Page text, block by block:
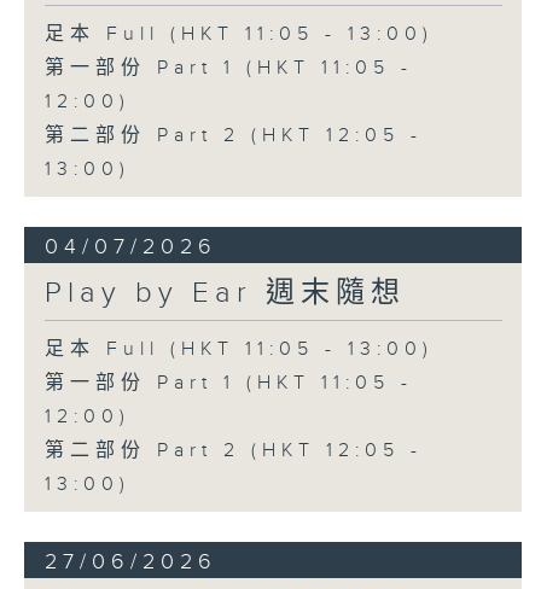
足本 Full (HKT 11:05 - 13:00)
第一部份 Part 1 (HKT 11:05 -
12:00)
第二部份 Part 2 (HKT 12:05 -
13:00)
04/07/2026
Play by Ear 週末隨想
足本 Full (HKT 11:05 - 13:00)
第一部份 Part 1 (HKT 11:05 -
12:00)
第二部份 Part 2 (HKT 12:05 -
13:00)
27/06/2026